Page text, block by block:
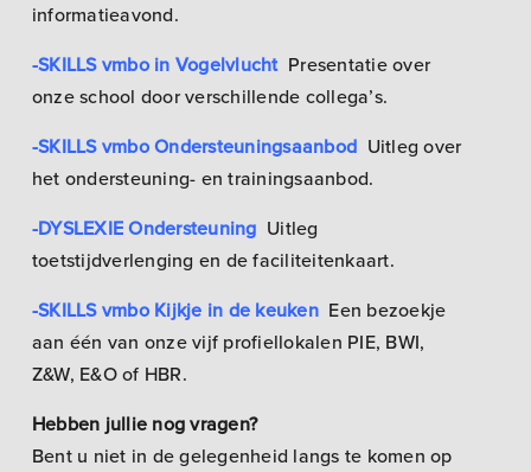
informatieavond.
-SKILLS vmbo in Vogelvlucht Presentatie over
onze school door verschillende collega’s.
-SKILLS vmbo Ondersteuningsaanbod Uitleg over
het ondersteuning- en trainingsaanbod.
-DYSLEXIE Ondersteuning Uitleg
toetstijdverlenging en de faciliteitenkaart.
-SKILLS vmbo Kijkje in de keuken Een bezoekje
aan één van onze vijf profiellokalen PIE, BWI,
Z&W, E&O of HBR.
Hebben jullie nog vragen?
Bent u niet in de gelegenheid langs te komen op